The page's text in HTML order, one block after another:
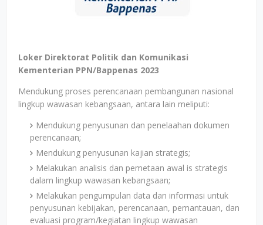
Loker Direktorat Politik dan Komunikasi
Kementerian PPN/Bappenas 2023
Mendukung proses perencanaan pembangunan nasional
lingkup wawasan kebangsaan, antara lain meliputi:
Mendukung penyusunan dan penelaahan dokumen
perencanaan;
Mendukung penyusunan kajian strategis;
Melakukan analisis dan pemetaan awal is strategis
dalam lingkup wawasan kebangsaan;
Melakukan pengumpulan data dan informasi untuk
penyusunan kebijakan, perencanaan, pemantauan, dan
evaluasi program/kegiatan lingkup wawasan